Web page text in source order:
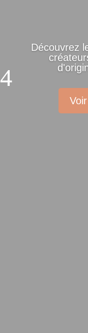
Découvrez